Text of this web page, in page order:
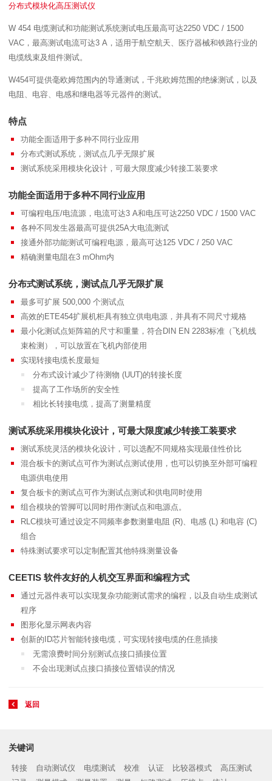
分布式模块化高压测试仪
W 454 电缆测试和功能测试系统测试电压最高可达2250 VDC / 1500
VAC，最高测试电流可达3 A，适用于航空航天、医疗器械和铁路行业的
电缆线束及组件测试。
W454可提供毫欧姆范围内的导通测试，千兆欧姆范围的绝缘测试，以及
电阻、电容、电感和继电器等元器件的测试。
特点
功能全面适用于多种不同行业应用
分布式测试系统，测试点几乎无限扩展
测试系统采用模块化设计，可最大限度减少转接工装要求
功能全面适用于多种不同行业应用
可编程电压/电流源，电流可达3 A和电压可达2250 VDC / 1500 VAC
各种不同发生器最高可提供25A大电流测试
接通外部功能测试可编程电源，最高可达125 VDC / 250 VAC
精确测量电阻在3 mOhm内
分布式测试系统，测试点几乎无限扩展
最多可扩展 500,000 个测试点
高效的ETE454扩展机柜具有独立供电电源，并具有不同尺寸规格
最小化测试点矩阵箱的尺寸和重量，符合DIN EN 2283标准（飞机线
束检测），可以放置在飞机内部使用
实现转接电缆长度最短
分布式设计减少了待测物 (UUT)的转接长度
提高了工作场所的安全性
相比长转接电缆，提高了测量精度
测试系统采用模块化设计，可最大限度减少转接工装要求
测试系统灵活的模块化设计，可以选配不同规格实现最佳性价比
混合板卡的测试点可作为测试点测试使用，也可以切换至外部可编程
电源供电使用
复合板卡的测试点可作为测试点测试和供电同时使用
组合模块的管脚可以同时用作测试点和电源点。
RLC模块可通过设定不同频率参数测量电阻 (R)、电感 (L) 和电容 (C)
组合
特殊测试要求可以定制配置其他特殊测量设备
CEETIS 软件友好的人机交互界面和编程方式
通过元器件表可以实现复杂功能测试需求的编程，以及自动生成测试
程序
图形化显示网表内容
创新的ID芯片智能转接电缆，可实现转接电缆的任意插接
无需浪费时间分别测试点接口插接位置
不会出现测试点接口插接位置错误的情况
返回
关键词
转接 自动测试仪 电缆测试 校准 认证 比较器模式
高压测试